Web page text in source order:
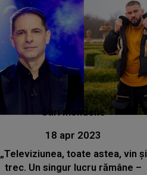
Stiri mondene
18 apr 2023
„Televiziunea, toate astea, vin și
trec. Un singur lucru rămâne –